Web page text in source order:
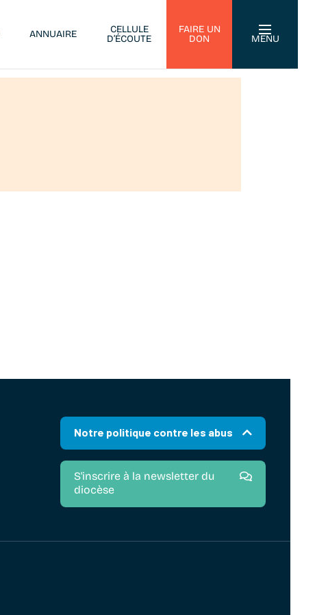
ANNUAIRE
CELLULE
D’ÉCOUTE
FAIRE UN
DON
MENU
Notre politique contre les abus
S'inscrire à la newsletter du
diocèse